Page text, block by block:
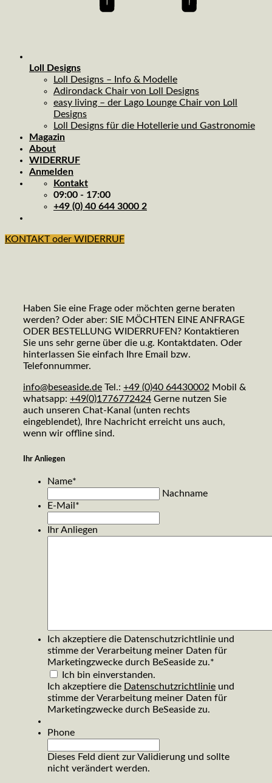
Loll Designs
Loll Designs – Info & Modelle
Adirondack Chair von Loll Designs
easy living – der Lago Lounge Chair von Loll
Designs
Loll Designs für die Hotellerie und Gastronomie
Magazin
About
WIDERRUF
Anmelden
Kontakt
09:00 - 17:00
+49 (0) 40 644 3000 2
KONTAKT oder WIDERRUF
Haben Sie eine Frage oder möchten gerne beraten
werden? Oder aber: SIE MÖCHTEN EINE ANFRAGE
ODER BESTELLUNG WIDERRUFEN? Kontaktieren
Sie uns sehr gerne über die u.g. Kontaktdaten. Oder
hinterlassen Sie einfach Ihre Email bzw.
Telefonnummer.
info@beseaside.de Tel.: +49 (0)40 64430002 Mobil &
whatsapp: +49(0)1776772424 Gerne nutzen Sie
auch unseren Chat-Kanal (unten rechts
eingeblendet), Ihre Nachricht erreicht uns auch,
wenn wir offline sind.
Ihr Anliegen
Name*
Nachname
E-Mail *
Ihr Anliegen
Ich akzeptiere die Datenschutzrichtlinie und
stimme der Verarbeitung meiner Daten für
Marketingzwecke durch BeSeaside zu.*
Ich bin einverstanden.
Ich akzeptiere die Datenschutzrichtlinie und
stimme der Verarbeitung meiner Daten für
Marketingzwecke durch BeSeaside zu.
Phone
Dieses Feld dient zur Validierung und sollte
nicht verändert werden.